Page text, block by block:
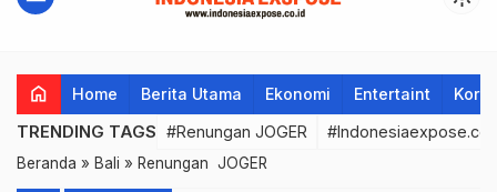
home Home Berita Utama Ekonomi Entertaint
TRENDING TAGS #Renungan JOGER
Beranda » Bali » Renungan JOGER